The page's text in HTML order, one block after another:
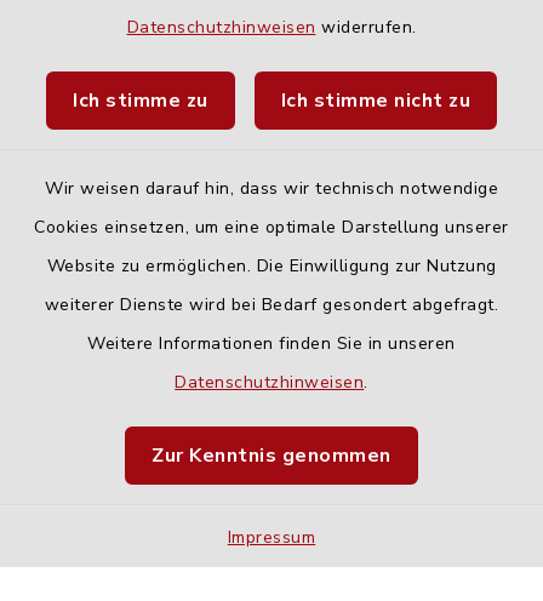
Datenschutzhinweisen widerrufen.
Ich stimme zu Ich stimme nicht zu
Wir weisen darauf hin, dass wir technisch notwendige
Cookies einsetzen, um eine optimale Darstellung unserer
Website zu ermöglichen. Die Einwilligung zur Nutzung
weiterer Dienste wird bei Bedarf gesondert abgefragt.
Weitere Informationen finden Sie in unseren
Datenschutzhinweisen.
Zur Kenntnis genommen
Impressum
Fahrplanauskunft DING
Barrierefreiheit
Impressum
Sitemap